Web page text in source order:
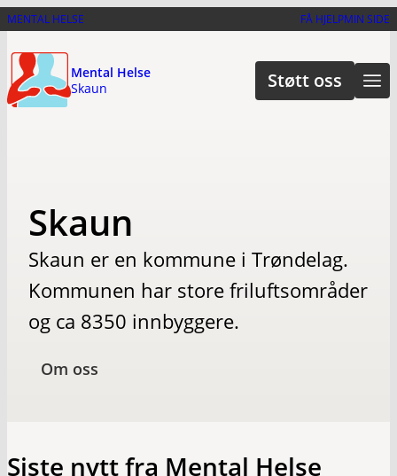
Hopp
hovedinnhold
MENTAL HELSE FÅ HJELPMIN SIDE
Mental Helse
Skaun
Støtt oss
Skaun
Skaun er en kommune i Trøndelag.
Kommunen har store friluftsområder
og ca 8350 innbyggere.
Om oss
Siste nytt fra Mental Helse